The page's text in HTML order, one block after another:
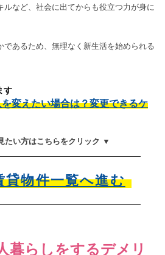
ルなど、社会に出てからも役立つ力が身に
であるため、無理なく新生活を始められる
す
変えたい場合は？変更できるケ
たい方はこちらをクリック ▼
貸物件一覧へ進む
暮らしをするデメリ